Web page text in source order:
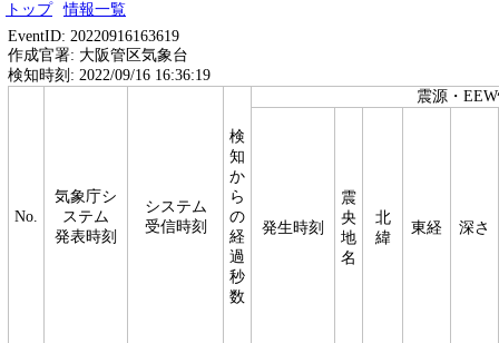
トップ
情報一覧
EventID: 20220916163619
作成官署: 大阪管区気象台
検知時刻: 2022/09/16 16:36:19
No.
気象庁シ
ステム
発表時刻
システム
受信時刻
検
知
か
ら
の
経
過
秒
数
震源・
発生時刻
震
央
地
名
北
緯
東経 深さ